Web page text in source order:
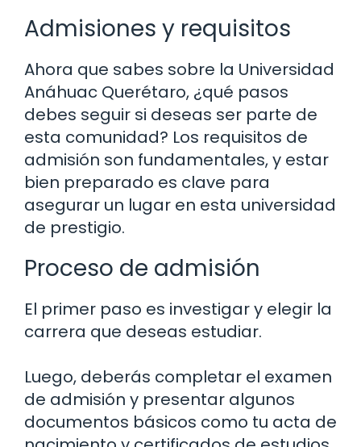
Admisiones y requisitos
Ahora que sabes sobre la Universidad
Anáhuac Querétaro, ¿qué pasos
debes seguir si deseas ser parte de
esta comunidad? Los requisitos de
admisión son fundamentales, y estar
bien preparado es clave para
asegurar un lugar en esta universidad
de prestigio.
Proceso de admisión
El primer paso es investigar y elegir la
carrera que deseas estudiar.
Luego, deberás completar el examen
de admisión y presentar algunos
documentos básicos como tu acta de